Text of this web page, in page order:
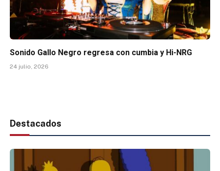
Sonido Gallo Negro regresa con cumbia y Hi-NRG
24 julio, 2026
Destacados